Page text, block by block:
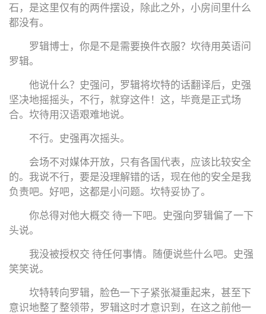
石，是这里仅有的两件摆设，除此之外，小房间里什么
都没有。
罗辑博士，你是不是需要换件衣服？坎待用英语问
罗辑。
他说什么？史强问，罗辑将坎特的话翻译后，史强
坚决地摇摇头，不行，就穿这件！这，毕竟是正式场
合。坎待用汉语艰难地说。
不行。史强再次摇头。
会场不对媒体开放，只有各国代表，应该比较安全
的。我说不行，要是没理解错的话，现在他的安全是我
负责吧。好吧，这都是小问题。坎特妥协了。
你总得对他大概交 待一下吧。史强向罗辑偏了一下
头说。
我没被授权交 待任何事情。随便说些什么吧。史强
笑笑说。
坎特转向罗辑，脸色一下子紧张凝重起来，甚至下
意识地整了整领带，罗辑这时才意识到，在这之前他一